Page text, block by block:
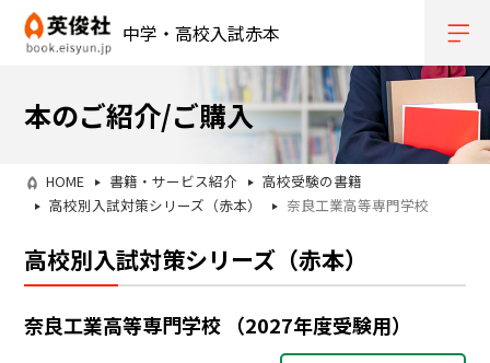
中学・高校入試赤本
本のご紹介/ご購入
HOME 書籍・サービス紹介
高校受験の書籍
高校別入試対策シリーズ（赤本）
奈良工業高等専門学校
高校別入試対策シリーズ（赤本）
奈良工業高等専門学校 （2027年度受験用）